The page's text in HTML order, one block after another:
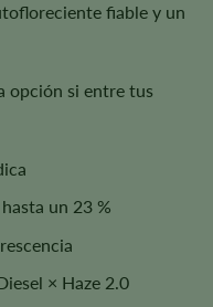
fiable y un
opción si entre tus
un 23 %
× Haze 2.0